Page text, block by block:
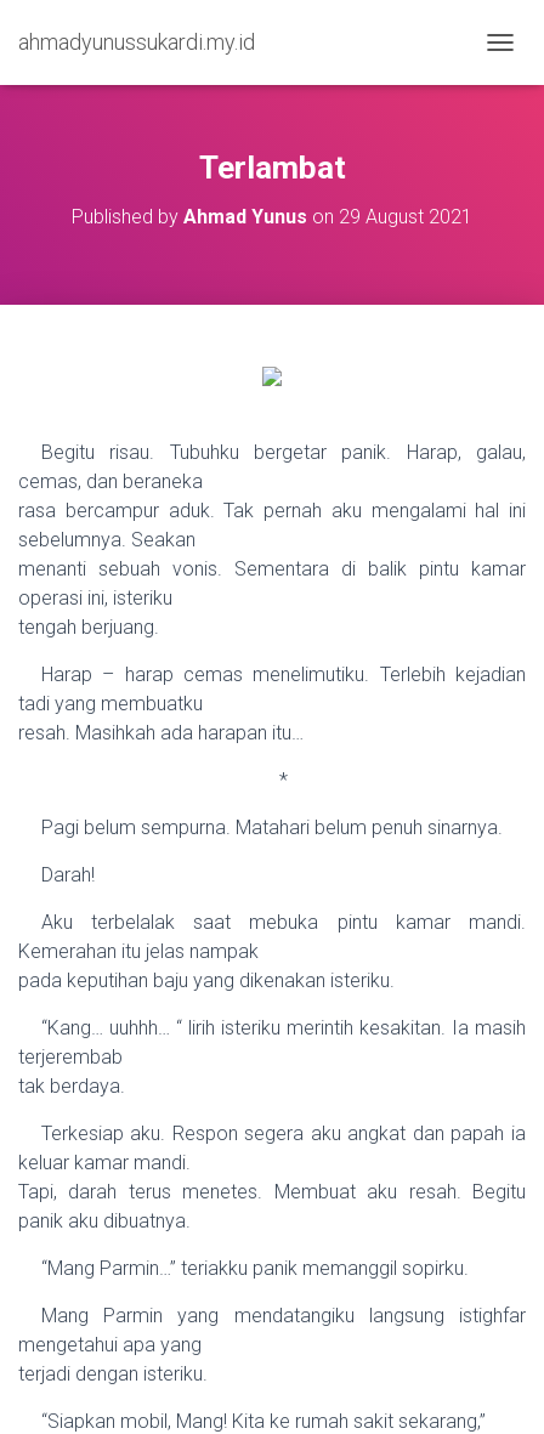
ahmadyunussukardi.my.id
Terlambat
Published by Ahmad Yunus on 29 August 2021
Begitu risau. Tubuhku bergetar panik. Harap, galau,
cemas, dan beraneka
rasa bercampur aduk. Tak pernah aku mengalami hal ini
sebelumnya. Seakan
menanti sebuah vonis. Sementara di balik pintu kamar
operasi ini, isteriku
tengah berjuang.
Harap – harap cemas menelimutiku. Terlebih kejadian
tadi yang membuatku
resah. Masihkah ada harapan itu…
*
Pagi belum sempurna. Matahari belum penuh sinarnya.
Darah!
Aku terbelalak saat mebuka pintu kamar mandi.
Kemerahan itu jelas nampak
pada keputihan baju yang dikenakan isteriku.
“Kang… uuhhh… “ lirih isteriku merintih kesakitan. Ia masih
terjerembab
tak berdaya.
Terkesiap aku. Respon segera aku angkat dan papah ia
keluar kamar mandi.
Tapi, darah terus menetes. Membuat aku resah. Begitu
panik aku dibuatnya.
“Mang Parmin…” teriakku panik memanggil sopirku.
Mang Parmin yang mendatangiku langsung istighfar
mengetahui apa yang
terjadi dengan isteriku.
“Siapkan mobil, Mang! Kita ke rumah sakit sekarang,”